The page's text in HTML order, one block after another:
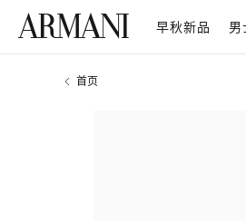
早秋新品 男
首页